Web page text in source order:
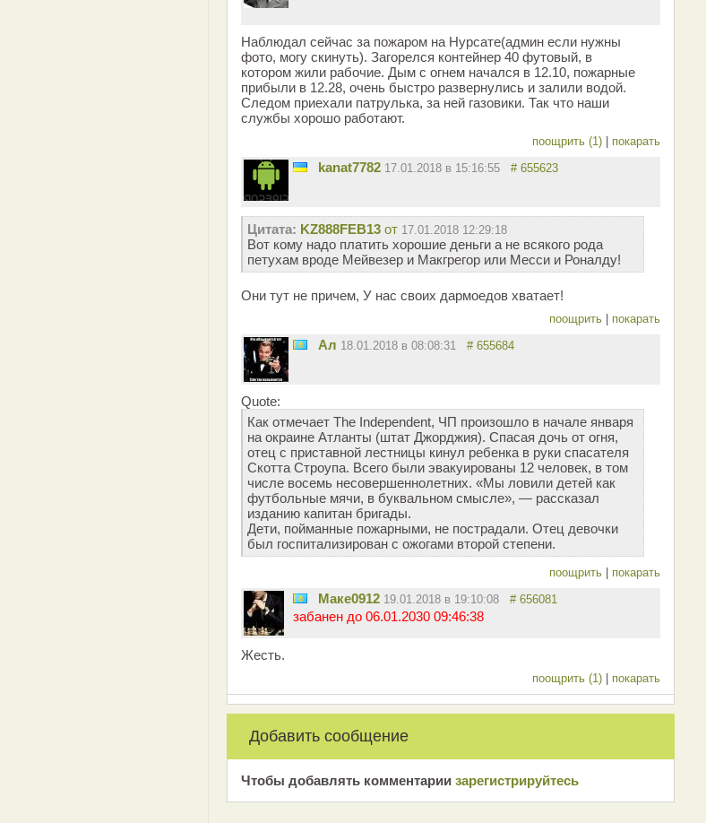
Наблюдал сейчас за пожаром на Нурсате(админ если нужны
фото, могу скинуть). Загорелся контейнер 40 футовый, в
котором жили рабочие. Дым с огнем начался в 12.10, пожарные
прибыли в 12.28, очень быстро развернулись и залили водой.
Следом приехали патрулька, за ней газовики. Так что наши
службы хорошо работают.
поощрить (1) | покарать
kanat7782 17.01.2018 в 15:16:55 # 655623
Цитата: KZ888FEB13 от 17.01.2018 12:29:18
Вот кому надо платить хорошие деньги а не всякого рода
петухам вроде Мейвезер и Макгрегор или Месси и Роналду!
Они тут не причем, У нас своих дармоедов хватает!
поощрить | покарать
Ал 18.01.2018 в 08:08:31 # 655684
Quote:
Как отмечает The Independent, ЧП произошло в начале января
на окраине Атланты (штат Джорджия). Спасая дочь от огня,
отец с приставной лестницы кинул ребенка в руки спасателя
Скотта Строупа. Всего были эвакуированы 12 человек, в том
числе восемь несовершеннолетних. «Мы ловили детей как
футбольные мячи, в буквальном смысле», — рассказал
изданию капитан бригады.
Дети, пойманные пожарными, не пострадали. Отец девочки
был госпитализирован с ожогами второй степени.
поощрить | покарать
Маке0912 19.01.2018 в 19:10:08 # 656081
забанен до 06.01.2030 09:46:38
Жесть.
поощрить (1) | покарать
Добавить сообщение
Чтобы добавлять комментарии зарeгиcтрирyйтeсь